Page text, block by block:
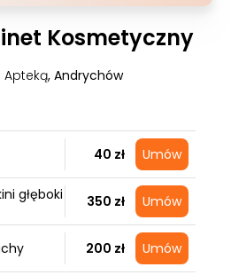
Kosmetyczny
Apteką, Andrychów
40 zł Umów
głęboki
350 zł Umów
200 zł Umów